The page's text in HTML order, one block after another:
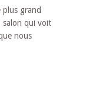
plus grand
salon qui voit
nous